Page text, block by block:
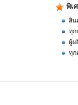
พิเ
สิน
ทุ
ผู้ผ
ทุก